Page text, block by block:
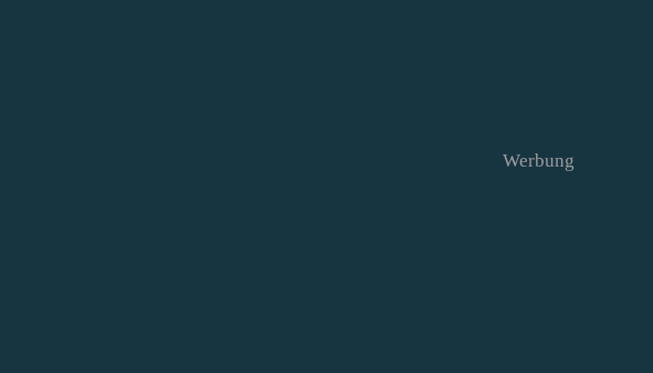
Werbung